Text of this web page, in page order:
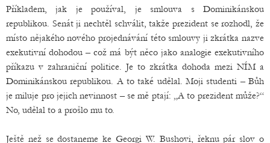
Příkladem, jak je používal, je smlouva s Dominikánskou
republikou. Senát ji nechtěl schválit, takže prezident se rozhodl, že
místo nějakého nového projednávání této smlouvy ji zkrátka nazve
exekutivní dohodou – což má být něco jako analogie exekutivního
příkazu v zahraniční politice. Je to zkrátka dohoda mezi NÍM a
Dominikánskou republikou. A to také udělal. Moji studenti – Bůh
je miluje pro jejich nevinnost – se mě ptají: „A to prezident může?“
No, udělal to a prošlo mu to.
Ještě než se dostaneme ke Georgi W. Bushovi, řeknu pár slov o